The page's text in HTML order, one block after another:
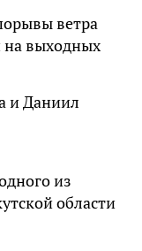
ветра
на выходных
и Даниил
из
области